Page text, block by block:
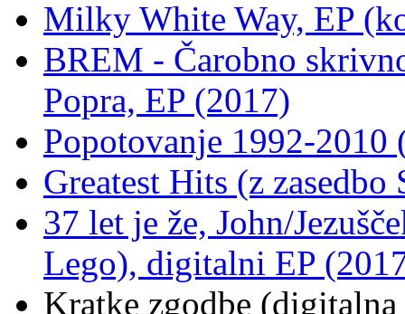
Milky White Way, EP
BREM - Čarobno
Popra, EP (2017)
Popotovanje 1992-2010
Greatest Hits (z
37 let je že, John/
Lego), digitalni EP
Kratke zgodbe